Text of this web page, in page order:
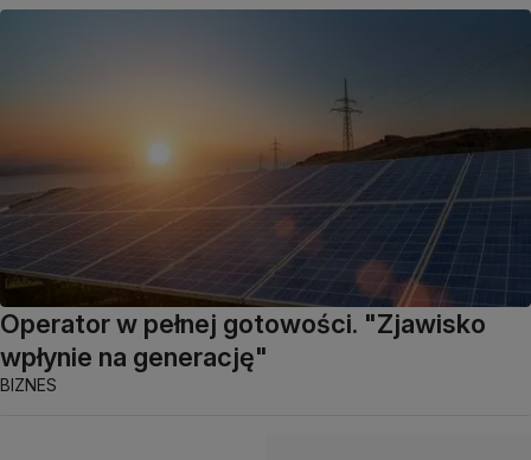
Operator w pełnej gotowości. "Zjawisko
wpłynie na generację"
BIZNES